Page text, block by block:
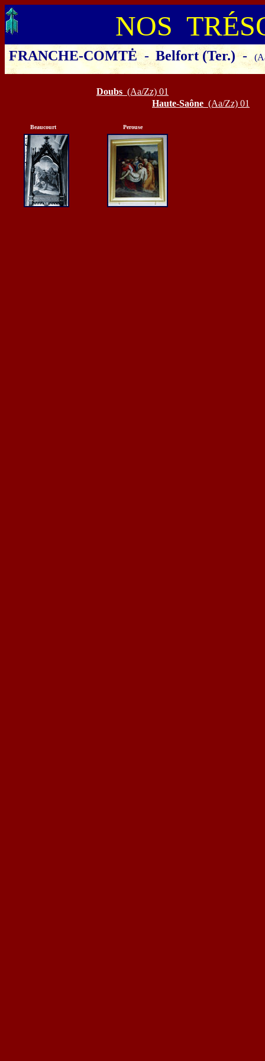
NOS
FRANCHE-COMTĖ- Belfort (Ter.) -
Cliquer sur le département ou
Doubs (Aa/Zz) 01
Haute-Saône (Aa/Zz) 01
Beaucourt Perouse